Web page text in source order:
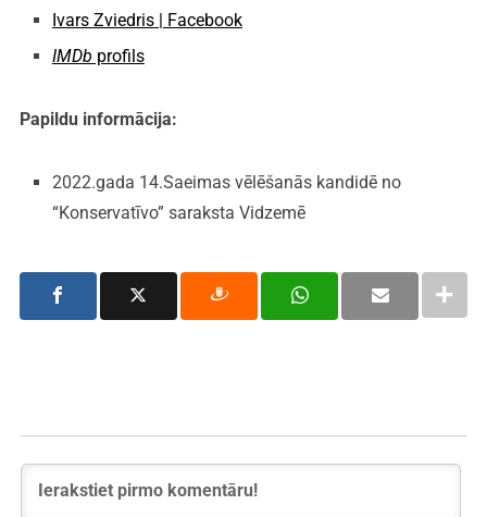
Ivars Zviedris | Facebook
IMDb profils
Papildu informācija:
2022.gada 14.Saeimas vēlēšanās kandidē no
“Konservatīvo” saraksta Vidzemē